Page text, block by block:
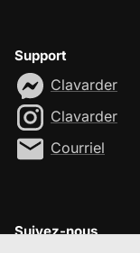
Support
Clavarder
Clavarder
Courriel
Suivez-nous